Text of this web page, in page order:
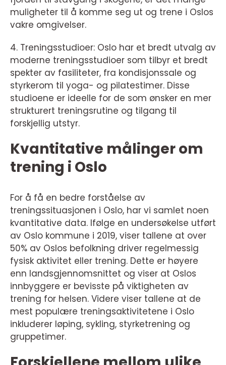
muligheter til å komme seg ut og trene i Oslos
vakre omgivelser.
4. Treningsstudioer: Oslo har et bredt utvalg av
moderne treningsstudioer som tilbyr et bredt
spekter av fasiliteter, fra kondisjonssale og
styrkerom til yoga- og pilatestimer. Disse
studioene er ideelle for de som ønsker en mer
strukturert treningsrutine og tilgang til
forskjellig utstyr.
Kvantitative målinger om
trening i Oslo
For å få en bedre forståelse av
treningssituasjonen i Oslo, har vi samlet noen
kvantitative data. Ifølge en undersøkelse utført
av Oslo kommune i 2019, viser tallene at over
50% av Oslos befolkning driver regelmessig
fysisk aktivitet eller trening. Dette er høyere
enn landsgjennomsnittet og viser at Oslos
innbyggere er bevisste på viktigheten av
trening for helsen. Videre viser tallene at de
mest populære treningsaktivitetene i Oslo
inkluderer løping, sykling, styrketrening og
gruppetimer.